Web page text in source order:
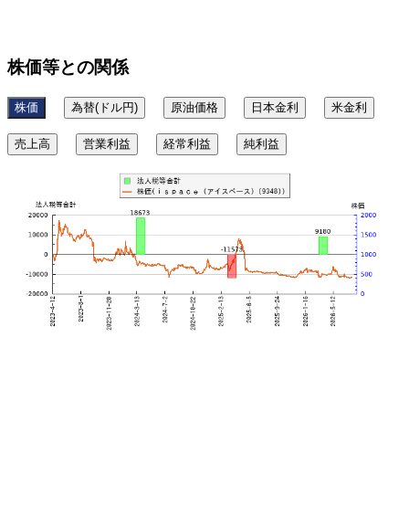
株価等との関係
株価 為替(ドル円) 原油価格 日本金利 米金利
売上高 営業利益 経常利益 純利益